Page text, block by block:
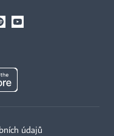
údajů